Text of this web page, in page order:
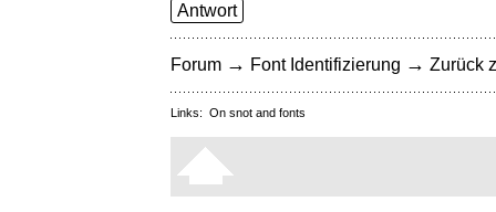
Antwort
Forum → Font Identifizierung → Zurück
Links: On snot and fonts